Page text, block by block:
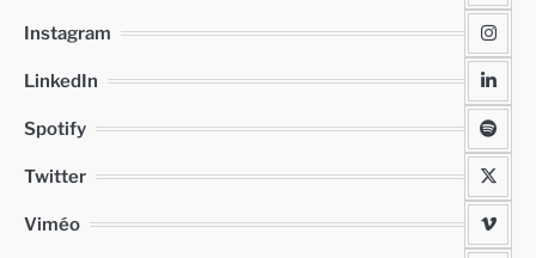
Instagram
LinkedIn
Spotify
Twitter
Viméo